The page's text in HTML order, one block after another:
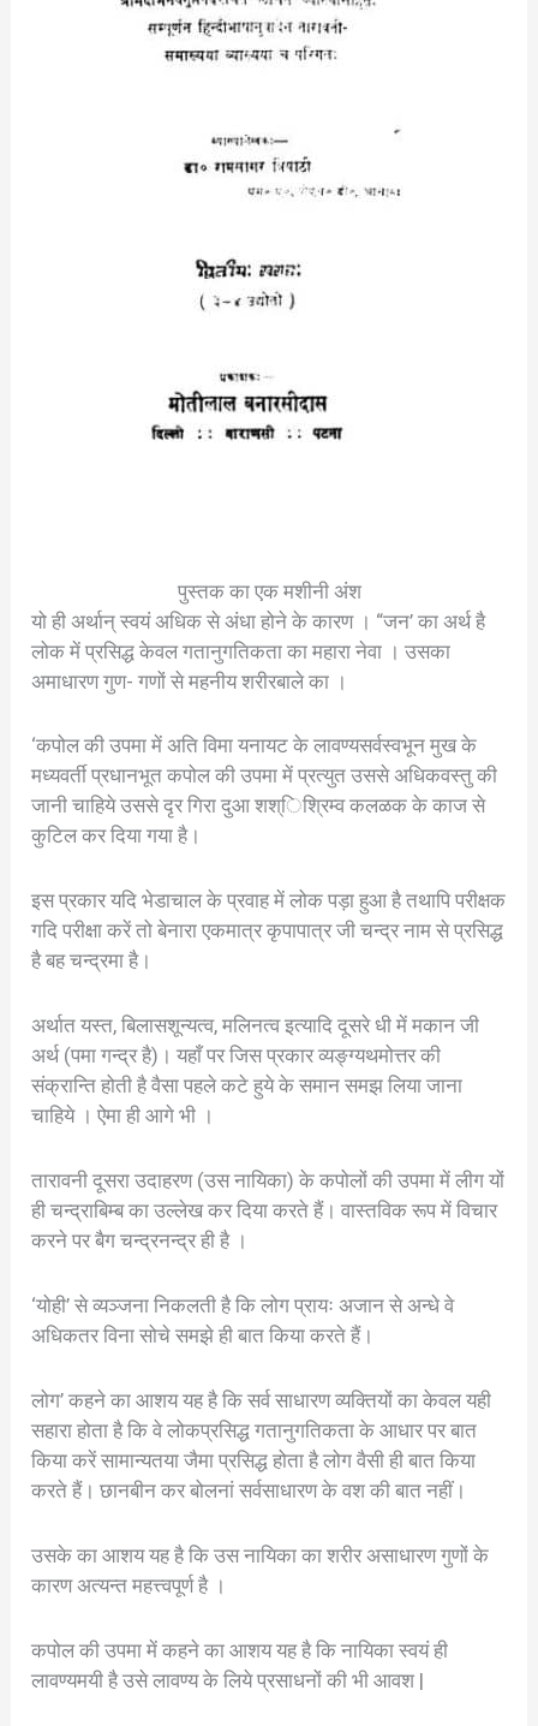
पुस्तक का एक मशीनी अंश
यो ही अर्थान् स्वयं अधिक से अंधा होने के कारण । “जन’ का अर्थ है
लोक में प्रसिद्ध केवल गतानुगतिकता का महारा नेवा । उसका
अमाधारण गुण- गणों से महनीय शरीरबाले का ।
‘कपोल की उपमा में अति विमा यनायट के लावण्यसर्वस्वभून मुख के
मध्यवर्ती प्रधानभूत कपोल की उपमा में प्रत्युत उससे अधिकवस्तु की
जानी चाहिये उससे दृर गिरा दुआ शश्िश्रिम्व कलळक के काज से
कुटिल कर दिया गया है।
इस प्रकार यदि भेडाचाल के प्रवाह में लोक पड़ा हुआ है तथापि परीक्षक
गदि परीक्षा करें तो बेनारा एकमात्र कृपापात्र जी चन्द्र नाम से प्रसिद्ध
है बह चन्द्रमा है।
अर्थात यस्त, बिलासशून्यत्व, मलिनत्व इत्यादि दूसरे धी में मकान जी
अर्थ (पमा गन्द्र है)। यहाँ पर जिस प्रकार व्यङ्ग्यथमोत्तर की
संक्रान्ति होती है वैसा पहले कटे हुये के समान समझ लिया जाना
चाहिये । ऐमा ही आगे भी ।
तारावनी दूसरा उदाहरण (उस नायिका) के कपोलों की उपमा में लीग यों
ही चन्द्राबिम्ब का उल्लेख कर दिया करते हैं। वास्तविक रूप में विचार
करने पर बैग चन्द्रनन्द्र ही है ।
‘योही’ से व्यञ्जना निकलती है कि लोग प्रायः अजान से अन्धे वे
अधिकतर विना सोचे समझे ही बात किया करते हैं।
लोग’ कहने का आशय यह है कि सर्व साधारण व्यक्तियों का केवल यही
सहारा होता है कि वे लोकप्रसिद्ध गतानुगतिकता के आधार पर बात
किया करें सामान्यतया जैमा प्रसिद्ध होता है लोग वैसी ही बात किया
करते हैं। छानबीन कर बोलनां सर्वसाधारण के वश की बात नहीं।
उसके का आशय यह है कि उस नायिका का शरीर असाधारण गुणों के
कारण अत्यन्त महत्त्वपूर्ण है ।
कपोल की उपमा में कहने का आशय यह है कि नायिका स्वयं ही
लावण्यमयी है उसे लावण्य के लिये प्रसाधनों की भी आवश |